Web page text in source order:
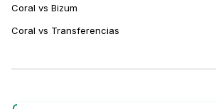
Coral vs Bizum
Coral vs Transferencias